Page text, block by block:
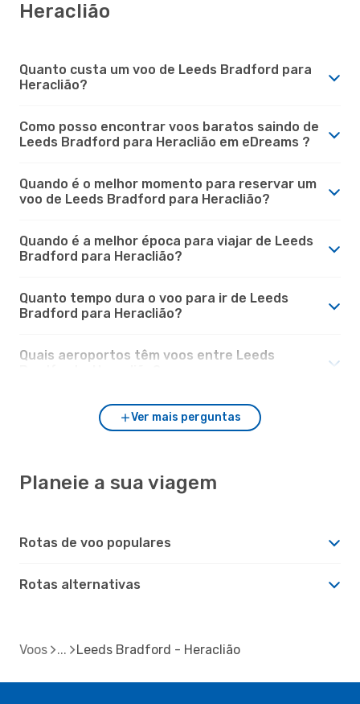
Heraclião
Quanto custa um voo de Leeds Bradford para
Heraclião?
Como posso encontrar voos baratos saindo de
Leeds Bradford para Heraclião em eDreams ?
Quando é o melhor momento para reservar um
voo de Leeds Bradford para Heraclião?
Quando é a melhor época para viajar de Leeds
Bradford para Heraclião?
Quanto tempo dura o voo para ir de Leeds
Bradford para Heraclião?
Quais aeroportos têm voos entre Leeds
Ver mais perguntas
Planeie a sua viagem
Rotas de voo populares
Rotas alternativas
Voos Leeds Bradford - Heraclião